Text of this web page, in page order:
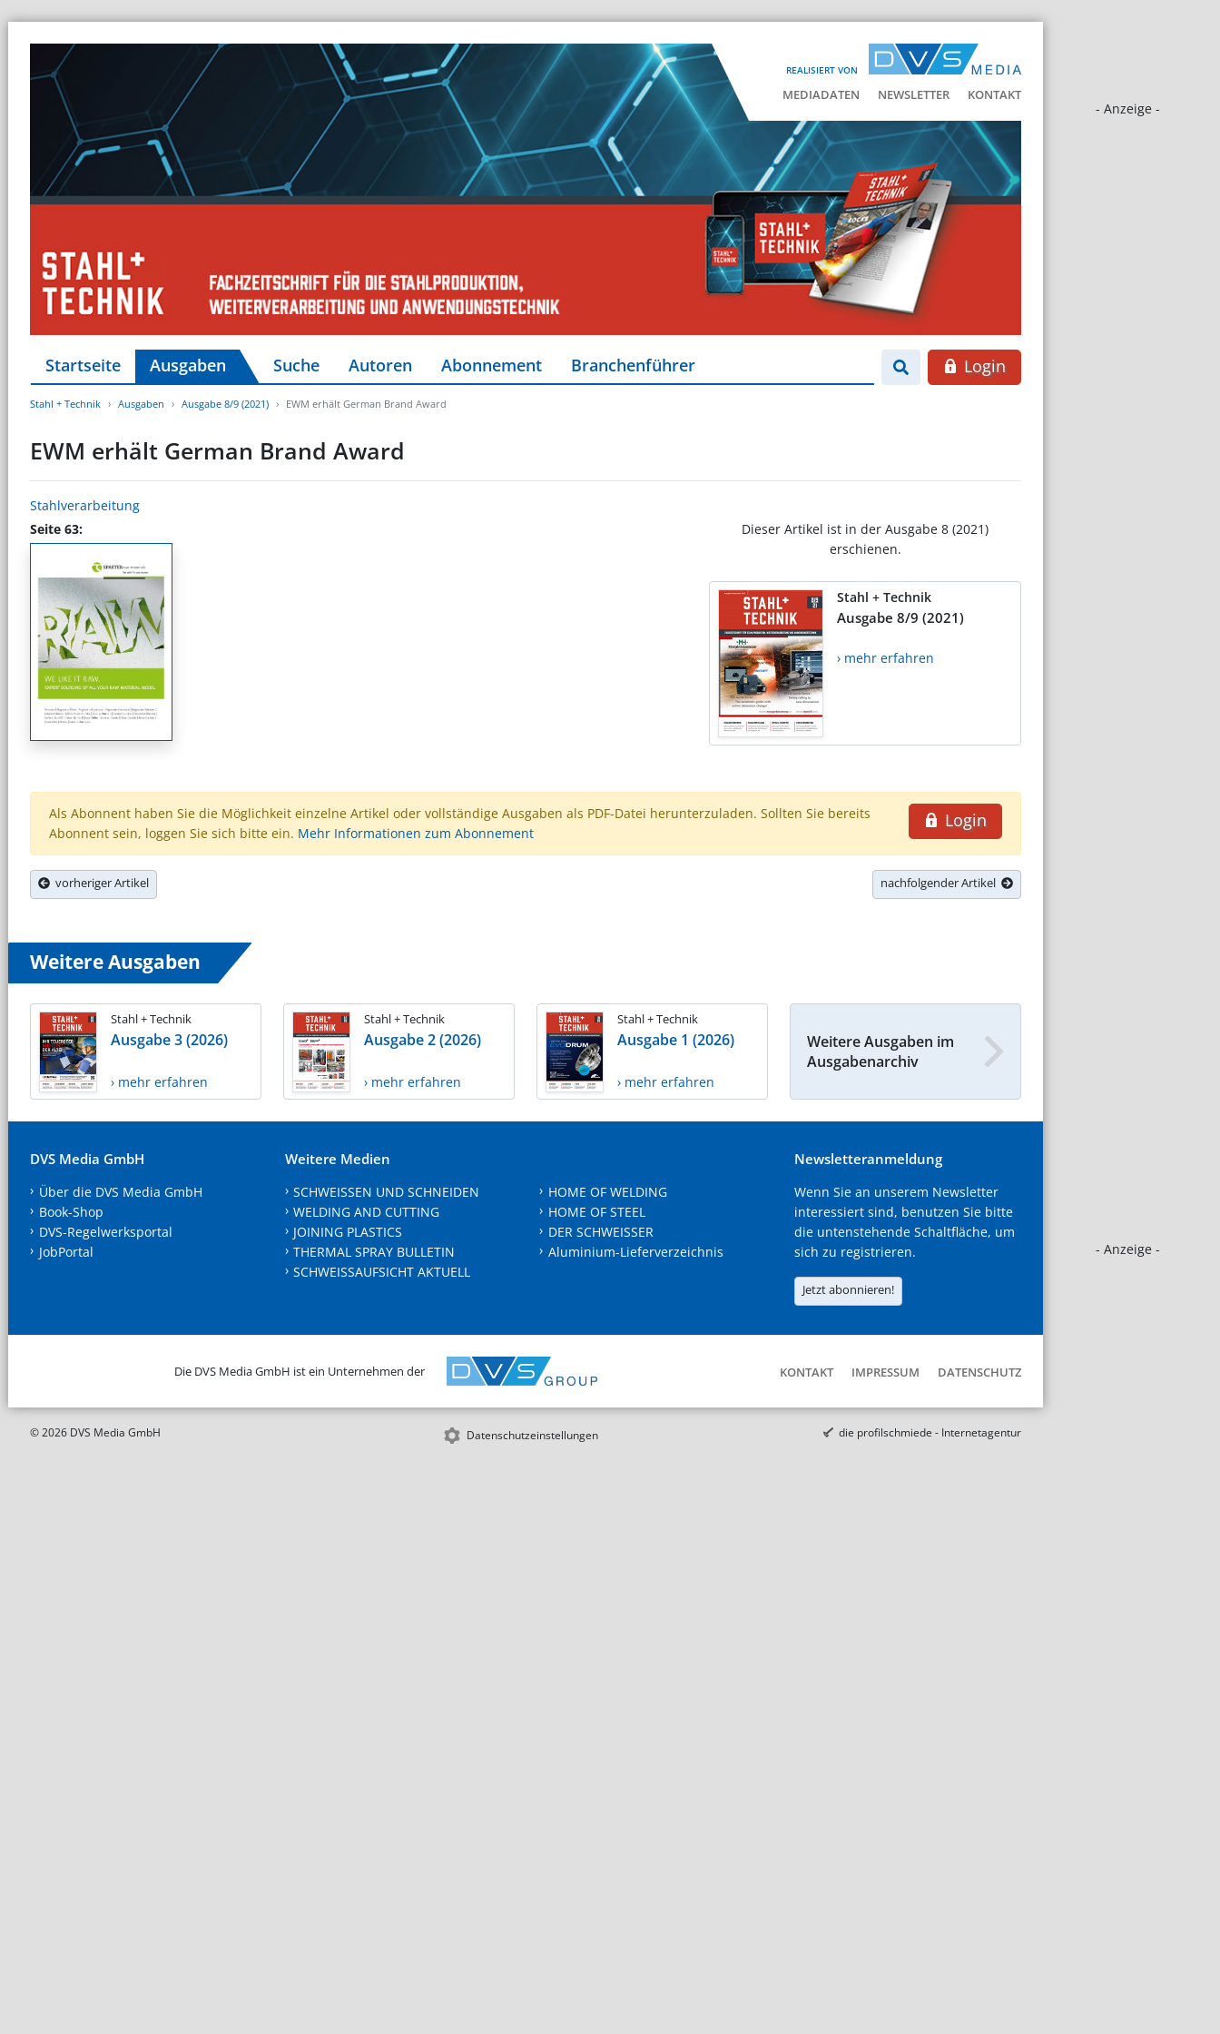
REALISIERT VON
MEDIADATEN NEWSLETTER KONTAKT
- Anzeige -
- Anzeige -
Startseite Ausgaben Suche Autoren Abonnement Branchenführer Login
Stahl + Technik Ausgaben Ausgabe 8/9 (2021) EWM erhält German Brand Award
EWM erhält German Brand Award
Stahlverarbeitung
Seite 63:
Dieser Artikel ist in der Ausgabe 8 (2021)
erschienen.
Stahl + Technik
Ausgabe 8/9 (2021)
› mehr erfahren
Login
Als Abonnent haben Sie die Möglichkeit einzelne Artikel oder vollständige Ausgaben als PDF-Datei herunterzuladen. Sollten Sie bereits
Abonnent sein, loggen Sie sich bitte ein. Mehr Informationen zum Abonnement
vorheriger Artikel nachfolgender Artikel
Weitere Ausgaben
Stahl + Technik
Ausgabe 3 (2026)
› mehr erfahren
Stahl + Technik
Ausgabe 2 (2026)
› mehr erfahren
Stahl + Technik
Ausgabe 1 (2026)
› mehr erfahren
Weitere Ausgaben im
Ausgabenarchiv
DVS Media GmbH
Über die DVS Media GmbH
Book-Shop
DVS-Regelwerksportal
JobPortal
Weitere Medien
SCHWEISSEN UND SCHNEIDEN
WELDING AND CUTTING
JOINING PLASTICS
THERMAL SPRAY BULLETIN
SCHWEISSAUFSICHT AKTUELL
HOME OF WELDING
HOME OF STEEL
DER SCHWEISSER
Aluminium-Lieferverzeichnis
Newsletteranmeldung
Wenn Sie an unserem Newsletter
interessiert sind, benutzen Sie bitte
die untenstehende Schaltfläche, um
sich zu registrieren.
Jetzt abonnieren!
Die DVS Media GmbH ist ein Unternehmen der KONTAKT IMPRESSUM DATENSCHUTZ
© 2026 DVS Media GmbH Datenschutzeinstellungen die profilschmiede - Internetagentur